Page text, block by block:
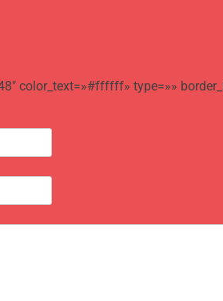
color_text=»#ffffff» type=»»